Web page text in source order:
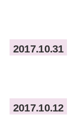
2017.10.31
2017.10.12